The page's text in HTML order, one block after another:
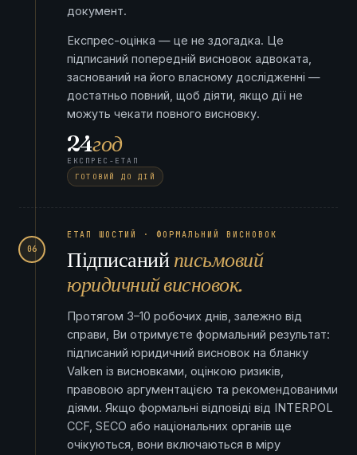
документ.
Експрес-оцінка — це не здогадка. Це
підписаний попередній висновок адвоката,
заснований на його власному дослідженні —
достатньо повний, щоб діяти, якщо дії не
можуть чекати повного висновку.
24год
ЕКСПРЕС-ЕТАП
ГОТОВИЙ ДО ДІЙ
06
ЕТАП ШОСТИЙ · ФОРМАЛЬНИЙ ВИСНОВОК
Підписанийписьмовий
юридичний висновок.
Протягом 3–10 робочих днів, залежно від
справи, Ви отримуєте формальний результат:
підписаний юридичний висновок на бланку
Valken із висновками, оцінкою ризиків,
правовою аргументацією та рекомендованими
діями. Якщо формальні відповіді від INTERPOL
CCF, SECO або національних органів ще
очікуються, вони включаються в міру